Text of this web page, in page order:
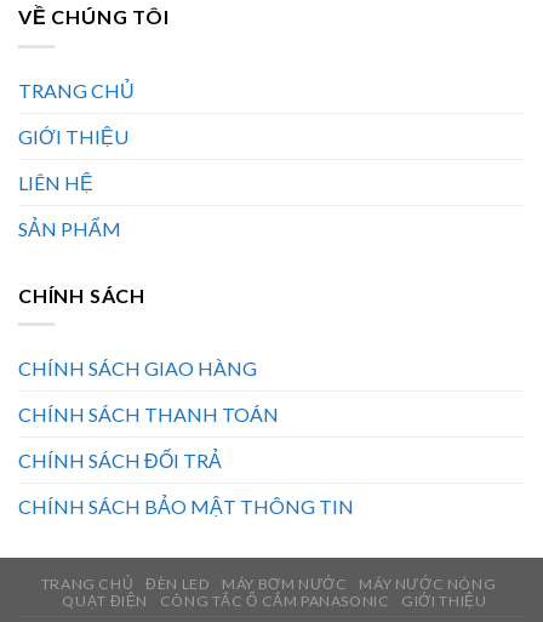
VỀ CHÚNG TÔI
TRANG CHỦ
GIỚI THIỆU
LIÊN HỆ
SẢN PHẨM
CHÍNH SÁCH
CHÍNH SÁCH GIAO HÀNG
CHÍNH SÁCH THANH TOÁN
CHÍNH SÁCH ĐỔI TRẢ
CHÍNH SÁCH BẢO MẬT THÔNG TIN
TRANG CHỦ ĐÈN LED MÁY BƠM NƯỚC
MÁY NƯỚC NÓNG
QUẠT ĐIỆN
CÔNG TẮC Ổ CẮM PANASONIC GIỚI THIỆU